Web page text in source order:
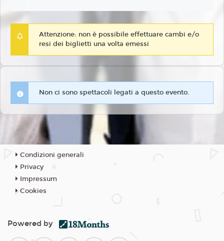
Attenzione: non è possibile effettuare cambi e/o
resi dei biglietti una volta emessi
Non ci sono spettacoli legati a questo evento.
Condizioni generali
Privacy
Impressum
Cookies
Powered by